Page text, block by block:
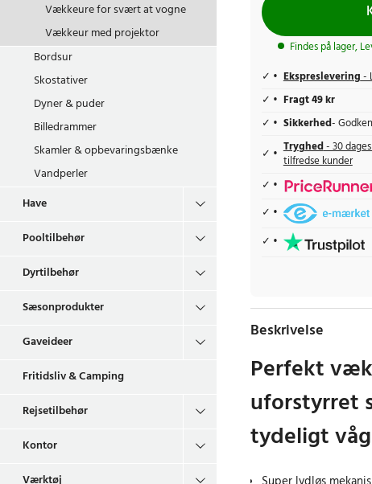
Vækkeure for svært at vogne
Vækkeur med projektor
Bordsur
Skostativer
Dyner & puder
Billedrammer
Skamler & opbevaringsbænke
Vandperler
Have
Pooltilbehør
Dyrtilbehør
Sæsonprodukter
Gaveideer
Fritidsliv & Camping
Rejsetilbehør
Kontor
Findes på lager,
Ekspreslevering-
Fragt 49 kr
Sikkerhed-
Tryghed- 30
tilfredse kunder
Beskrivelse
Perfekt
uforstyrret
tydeligt